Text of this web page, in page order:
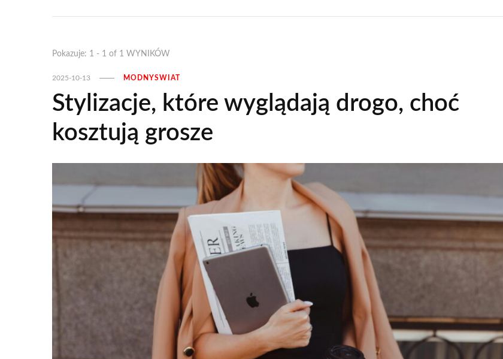
Pokazuje: 1 - 1 of 1 WYNIKÓW
2025-10-13 MODNYSWIAT
Stylizacje, które wyglądają drogo, choć
kosztują grosze